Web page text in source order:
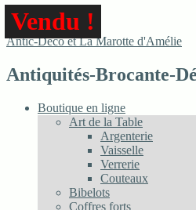
Skip
content
Antic-Déco et La Marotte d'Amélie
Antiquités-Brocante-
Boutique en ligne
Art de la Table
Argenterie
Vaisselle
Verrerie
Couteaux
Bibelots
Coffres forts
Vendu !